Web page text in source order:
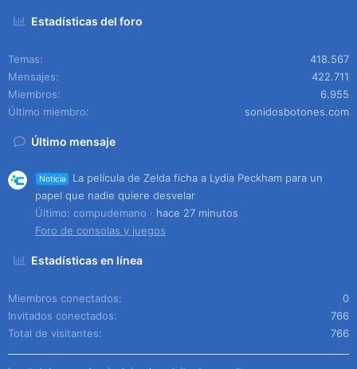
Estadísticas del foro
Temas
418.567
Mensajes
422.711
Miembros
6.955
Último miembro
sonidosbotones.com
Último mensaje
Noticia
La película de Zelda ficha a Lydia Peckham para un
papel que nadie quiere desvelar
Último: compudemano
hace 27 minutos
Foro de consolas y juegos
Estadísticas en línea
Miembros conectados
0
Invitados conectados
766
Total de visitantes
766